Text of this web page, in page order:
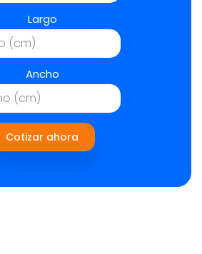
Largo
Ancho
Cotizar ahora